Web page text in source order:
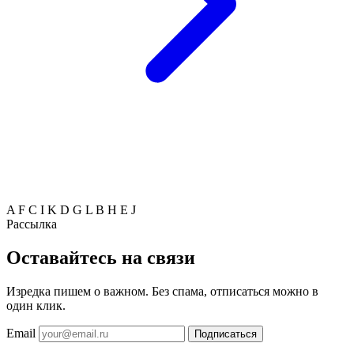
A F C I K D G L B H E J
Рассылка
Оставайтесь на связи
Изредка пишем о важном. Без спама, отписаться можно в
один клик.
Email Подписаться